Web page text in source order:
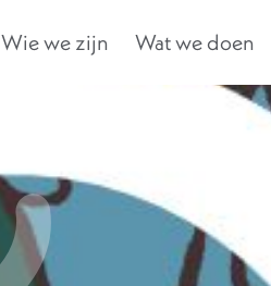
Wie we zijn Wat we doen